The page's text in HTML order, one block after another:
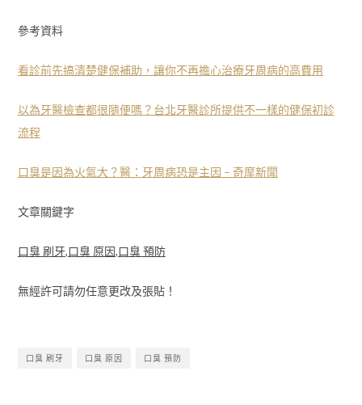
參考資料
看診前先搞清楚健保補助，讓你不再擔心治療牙周病的高費用
以為牙醫檢查都很隨便嗎？台北牙醫診所提供不一樣的健保初診
流程
口臭是因為火氣大？醫：牙周病恐是主因 – 奇摩新聞
文章關鍵字
口臭 刷牙,口臭 原因,口臭 預防
無經許可請勿任意更改及張貼！
口臭 刷牙 口臭 原因 口臭 預防